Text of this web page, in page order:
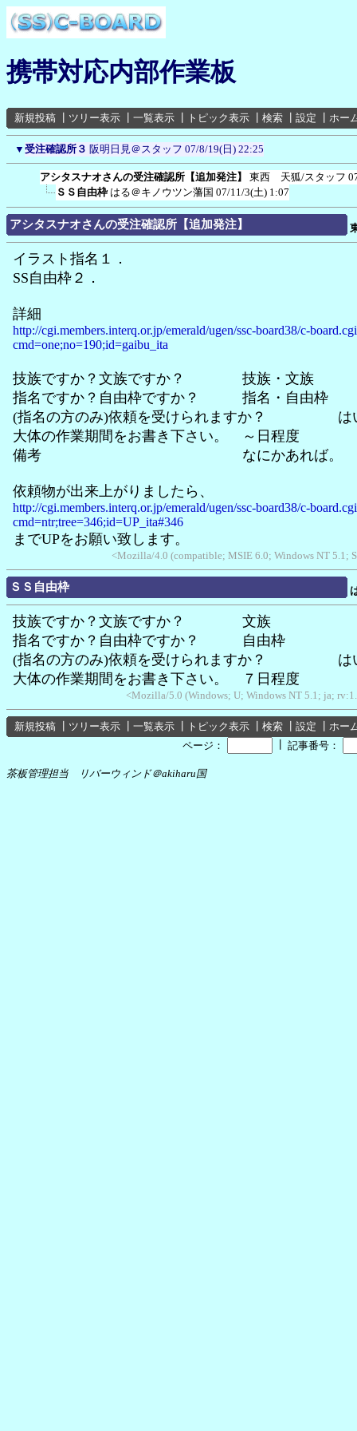
携帯対応内部作業板
新規投稿 ツリー表示 一覧表示 トピック表示 検索 設定 ホー
▼ 受注確認所３ 阪明日見＠スタッフ 07/8/19(日) 22:25
アシタスナオさんの受注確認所【追加発注】 東西 天狐/スタッフ
ＳＳ自由枠 はる＠キノウツン藩国 07/11/3(土) 1:07
アシタスナオさんの受注確認所【追加発注】
イラスト指名１．
SS自由枠２．
詳細
http://cgi.members.interq.or.jp/emerald/ugen/ssc-board38/c-
cmd=one;no=190;id=gaibu_ita
技族ですか？文族ですか？ 技族・文族
指名ですか？自由枠ですか？ 指名・自由枠
(指名の方のみ)依頼を受けられますか？ は
大体の作業期間をお書き下さい。 ～日程度
備考 なにかあれば。
依頼物が出来上がりましたら、
http://cgi.members.interq.or.jp/emerald/ugen/ssc-board38/c-
cmd=ntr;tree=346;id=UP_ita#346
までUPをお願い致します。
<Mozilla/4.0 (compatible; MSIE 6.0; Windows NT 5.1;
ＳＳ自由枠
技族ですか？文族ですか？ 文族
指名ですか？自由枠ですか？ 自由枠
(指名の方のみ)依頼を受けられますか？ は
大体の作業期間をお書き下さい。 ７日程度
<Mozilla/5.0 (Windows; U; Windows NT 5.1; ja;
新規投稿 ツリー表示 一覧表示 トピック表示 検索 設定
ホー
ページ：
記事番号：
茶板管理担当 リバーウィンド＠akiharu国